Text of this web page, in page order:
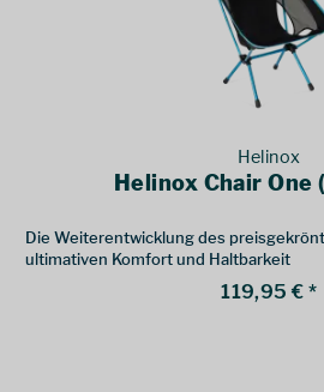
Helinox
Helinox Chair One
Die Weiterentwicklung des
ultimativen Komfort und Haltbarkeit
119,95 € *